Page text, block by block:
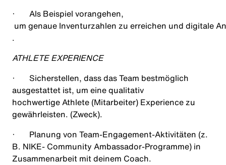
· Als Beispiel vorangehen,
um genaue Inventurzahlen zu erreichen und digitale
.
ATHLETE EXPERIENCE
· Sicherstellen, dass das Team bestmöglich
ausgestattet ist, um eine qualitativ
hochwertige Athlete (Mitarbeiter) Experience zu
gewährleisten. (Zweck).
· Planung von Team‑Engagement‑Aktivitäten (z.
B. NIKE- Community Ambassador‑Programme) in
Zusammenarbeit mit deinem Coach.